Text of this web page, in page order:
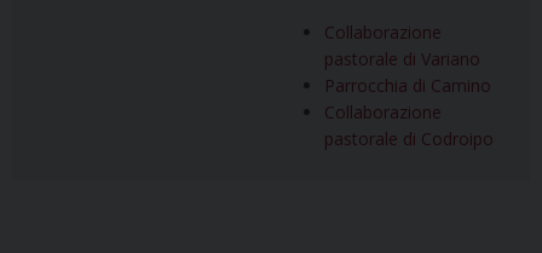
Collaborazione
pastorale di Variano
Parrocchia di Camino
Collaborazione
pastorale di Codroipo